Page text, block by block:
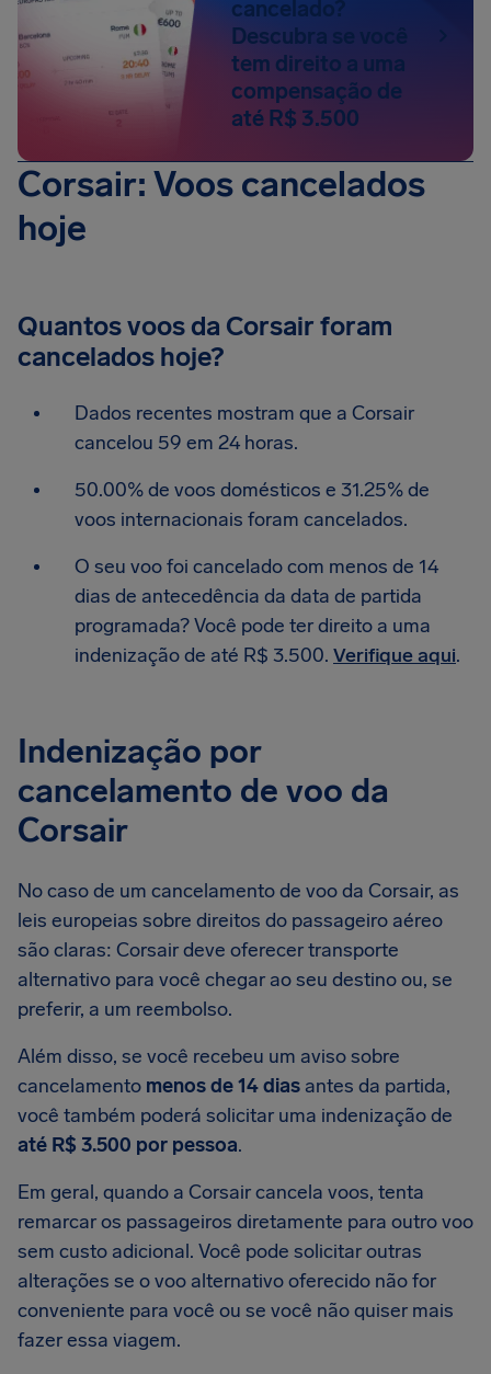
cancelado?
Descubra se você
tem direito a uma
compensação de
até R$ 3.500
Corsair: Voos cancelados
hoje
Quantos voos da Corsair foram
cancelados hoje?
Dados recentes mostram que a Corsair
cancelou 59 em 24 horas.
50.00% de voos domésticos e 31.25% de
voos internacionais foram cancelados.
O seu voo foi cancelado com menos de 14
dias de antecedência da data de partida
programada? Você pode ter direito a uma
indenização de até R$ 3.500. Verifique aqui.
Indenização por
cancelamento de voo da
Corsair
No caso de um cancelamento de voo da Corsair, as
leis europeias sobre direitos do passageiro aéreo
são claras: Corsair deve oferecer transporte
alternativo para você chegar ao seu destino ou, se
preferir, a um reembolso.
Além disso, se você recebeu um aviso sobre
cancelamento menos de 14 dias antes da partida,
você também poderá solicitar uma indenização de
até R$ 3.500 por pessoa.
Em geral, quando a Corsair cancela voos, tenta
remarcar os passageiros diretamente para outro voo
sem custo adicional. Você pode solicitar outras
alterações se o voo alternativo oferecido não for
conveniente para você ou se você não quiser mais
fazer essa viagem.